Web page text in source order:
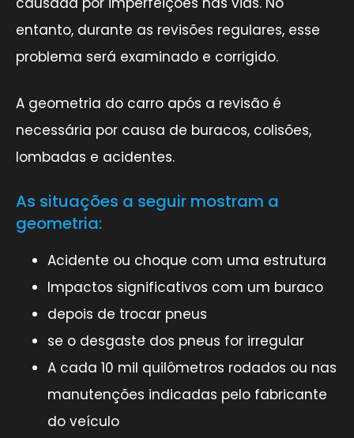
entanto, durante as revisões regulares, esse
problema será examinado e corrigido.
A geometria do carro após a revisão é
necessária por causa de buracos, colisões,
lombadas e acidentes.
As situações a seguir mostram a
geometria:
Acidente ou choque com uma estrutura
Impactos significativos com um buraco
depois de trocar pneus
se o desgaste dos pneus for irregular
A cada 10 mil quilômetros rodados ou nas
manutenções indicadas pelo fabricante
do veículo